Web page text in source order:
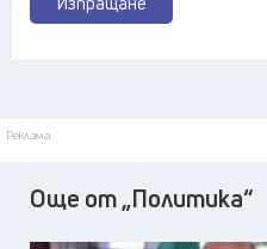
Реклама
Още от „Политика“